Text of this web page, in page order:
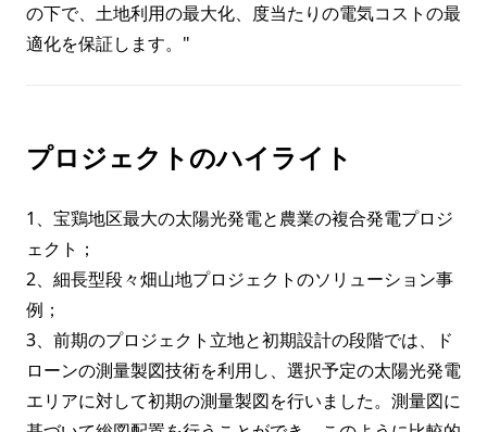
の下で、土地利用の最大化、度当たりの電気コストの最
適化を保証します。"
プロジェクトのハイライト
1、宝鶏地区最大の太陽光発電と農業の複合発電プロジ
ェクト；
2、細長型段々畑山地プロジェクトのソリューション事
例；
3、前期のプロジェクト立地と初期設計の段階では、ド
ローンの測量製図技術を利用し、選択予定の太陽光発電
エリアに対して初期の測量製図を行いました。測量図に